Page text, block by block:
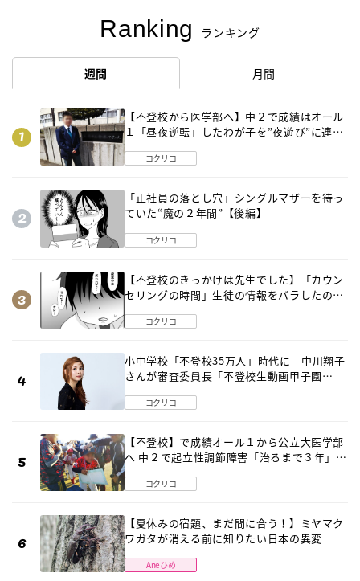
Ranking ランキング
週間 月間
【不登校から医学部へ】中２で成績はオール
１「昼夜逆転」したわが子を”夜遊び”に連れ
コクリコ
「正社員の落とし穴」シングルマザーを待っ
ていた“魔の２年間”【後編】
コクリコ
【不登校のきっかけは先生でした】「カウン
セリングの時間」生徒の情報をバラしたの
コクリコ
小中学校「不登校35万人」時代に 中川翔子
さんが審査委員長「不登校生動画甲子園
コクリコ
【不登校】で成績オール１から公立大医学部
へ 中２で起立性調節障害「治るまで３年」の
コクリコ
【夏休みの宿題、まだ間に合う！】ミヤマク
ワガタが消える前に知りたい日本の異変
Aneひめ